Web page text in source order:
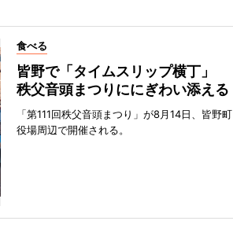
食べる
皆野で「タイムスリップ横丁」
秩父音頭まつりににぎわい添える
「第111回秩父音頭まつり」が8月14日、皆野町
役場周辺で開催される。